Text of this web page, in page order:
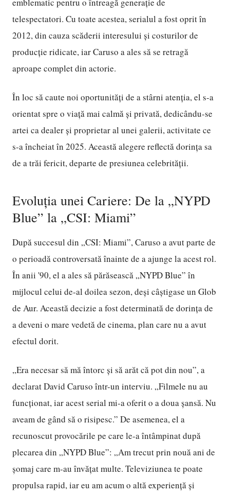
telespectatori. Cu toate acestea, serialul a fost oprit în
2012, din cauza scăderii interesului și costurilor de
producție ridicate, iar Caruso a ales să se retragă
aproape complet din actorie.
În loc să caute noi oportunități de a stârni atenția, el s-a
orientat spre o viață mai calmă și privată, dedicându-se
artei ca dealer și proprietar al unei galerii, activitate ce
s-a încheiat în 2025. Această alegere reflectă dorința sa
de a trăi fericit, departe de presiunea celebrității.
Evoluția unei Cariere: De la „NYPD
Blue” la „CSI: Miami”
După succesul din „CSI: Miami”, Caruso a avut parte de
o perioadă controversată înainte de a ajunge la acest rol.
În anii '90, el a ales să părăsească „NYPD Blue” în
mijlocul celui de-al doilea sezon, deși câștigase un Glob
de Aur. Această decizie a fost determinată de dorința de
a deveni o mare vedetă de cinema, plan care nu a avut
efectul dorit.
„Era necesar să mă întorc și să arăt că pot din nou”, a
declarat David Caruso într-un interviu. „Filmele nu au
funcționat, iar acest serial mi-a oferit o a doua șansă. Nu
aveam de gând să o risipesc.” De asemenea, el a
recunoscut provocările pe care le-a întâmpinat după
plecarea din „NYPD Blue”: „Am trecut prin nouă ani de
șomaj care m-au învățat multe. Televiziunea te poate
propulsa rapid, iar eu am acum o altă experiență și